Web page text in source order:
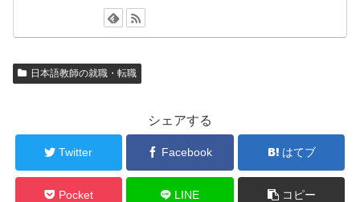
日本語教師の就職・転職
シェアする
Twitter Facebook はてブ
Pocket LINE コピー